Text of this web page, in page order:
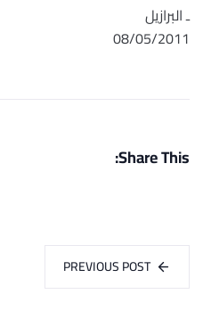
ـ البرازيل
08/05/2011
Share This:
PREVIOUS POST